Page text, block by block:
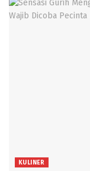
KULINER